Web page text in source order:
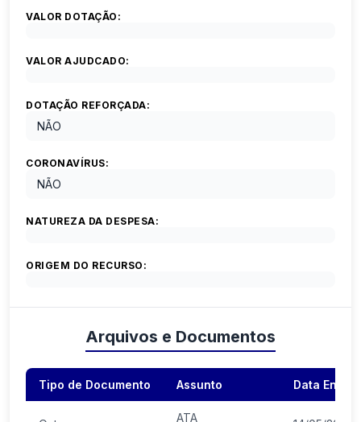
VALOR DOTAÇÃO:
VALOR AJUDCADO:
DOTAÇÃO REFORÇADA:
NÃO
CORONAVÍRUS:
NÃO
NATUREZA DA DESPESA:
ORIGEM DO RECURSO:
Arquivos e Documentos
Tipo de Documento Assunto Data Envio
ATA